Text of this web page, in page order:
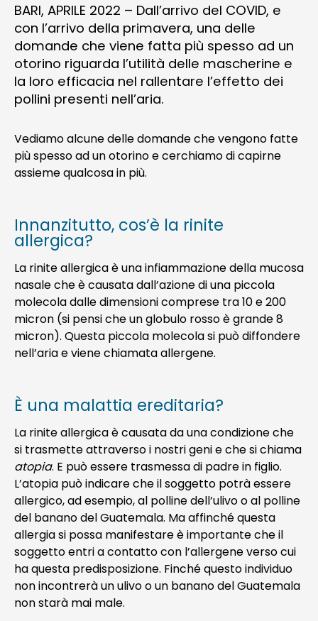
BARI, APRILE 2022 – Dall’arrivo del COVID, e
con l’arrivo della primavera, una delle
domande che viene fatta più spesso ad un
otorino riguarda l’utilità delle mascherine e
la loro efficacia nel rallentare l’effetto dei
pollini presenti nell’aria.
Vediamo alcune delle domande che vengono fatte
più spesso ad un otorino e cerchiamo di capirne
assieme qualcosa in più.
Innanzitutto, cos’è la rinite
allergica?
La rinite allergica è una infiammazione della mucosa
nasale che è causata dall’azione di una piccola
molecola dalle dimensioni comprese tra 10 e 200
micron (si pensi che un globulo rosso è grande 8
micron). Questa piccola molecola si può diffondere
nell’aria e viene chiamata allergene.
È una malattia ereditaria?
La rinite allergica è causata da una condizione che
si trasmette attraverso i nostri geni e che si chiama
atopia. E può essere trasmessa di padre in figlio.
L’atopia può indicare che il soggetto potrà essere
allergico, ad esempio, al polline dell’ulivo o al polline
del banano del Guatemala. Ma affinché questa
allergia si possa manifestare è importante che il
soggetto entri a contatto con l’allergene verso cui
ha questa predisposizione. Finché questo individuo
non incontrerà un ulivo o un banano del Guatemala
non starà mai male.